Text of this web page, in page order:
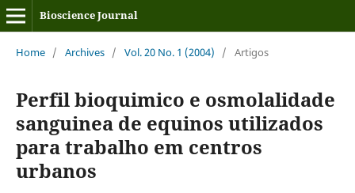
Bioscience Journal
Home / Archives / Vol. 20 No. 1 (2004) / Artigos
Perfil bioquimico e osmolalidade
sanguinea de equinos utilizados
para trabalho em centros
urbanos